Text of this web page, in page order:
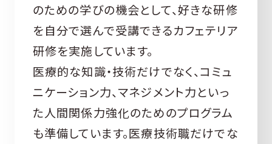
のための学びの機会として、好きな研修
を自分で選んで受講できるカフェテリア
研修を実施しています。
医療的な知識・技術だけでなく、コミュ
ニケーション力、マネジメント力といっ
た人間関係力強化のためのプログラム
も準備しています。医療技術職だけでな